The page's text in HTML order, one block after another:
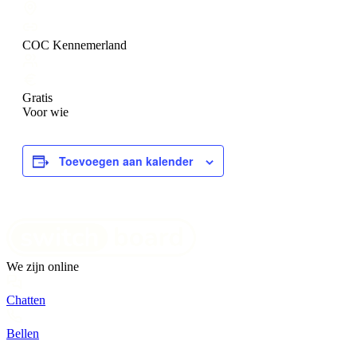
COC Kennemerland
Gratis
Voor wie
Toevoegen aan kalender
We zijn online
Chatten
Bellen